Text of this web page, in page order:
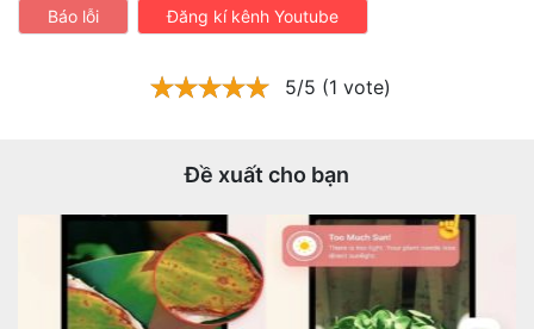
Báo lỗi Đăng kí kênh Youtube
5/5 (1 vote)
Đề xuất cho bạn